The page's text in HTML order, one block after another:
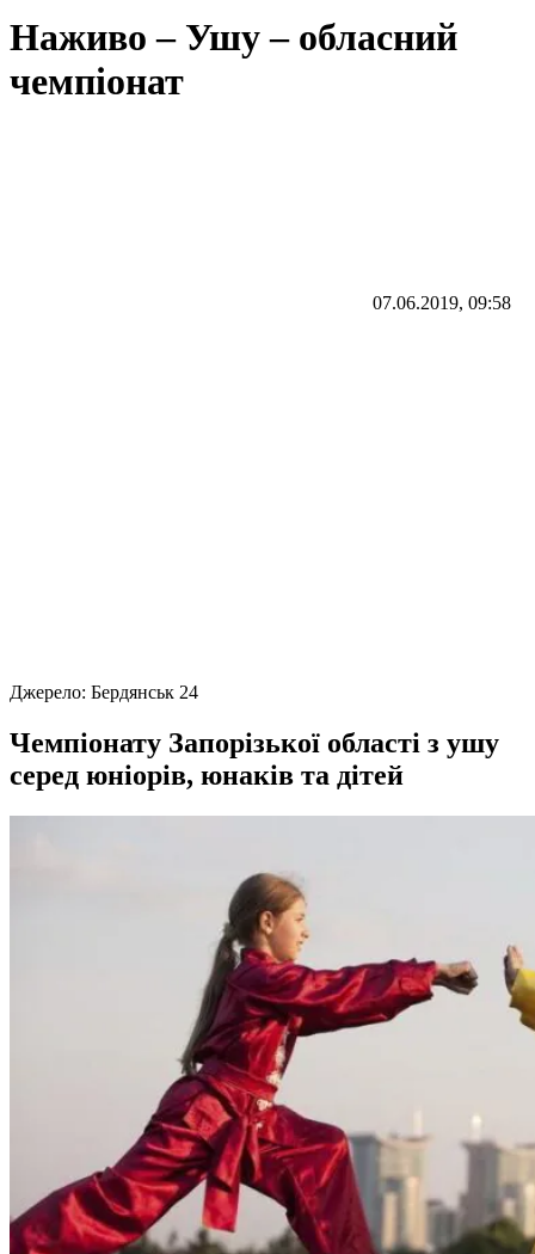
Наживо – Ушу – обласний
чемпіонат
07.06.2019, 09:58
Джерело: Бердянськ 24
Чемпіонату Запорізької області з ушу
серед юніорів, юнаків та дітей